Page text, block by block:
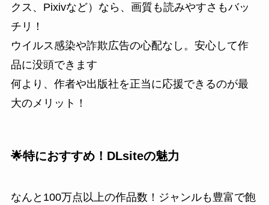
クス、Pixivなど）なら、画質も読みやすさもバッ
チリ！
ウイルス感染や詐欺広告の心配なし。安心して作
品に没頭できます
何より、作者や出版社を正当に応援できるのが最
大のメリット！
🌟特におすすめ！DLsiteの魅力
なんと100万点以上の作品数！ジャンルも豊富で飽